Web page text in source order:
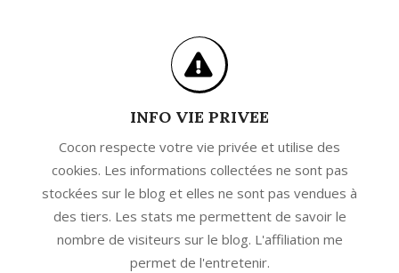
INFO VIE PRIVEE
Cocon respecte votre vie privée et utilise des
cookies. Les informations collectées ne sont pas
stockées sur le blog et elles ne sont pas vendues à
des tiers. Les stats me permettent de savoir le
nombre de visiteurs sur le blog. L'affiliation me
permet de l'entretenir.